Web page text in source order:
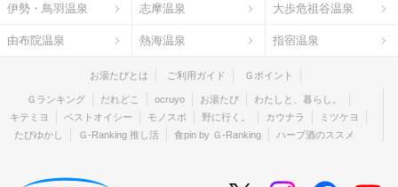
伊勢・鳥羽温泉 志摩温泉 大歩危祖谷温泉
由布院温泉 熱海温泉 指宿温泉
お湯たびとは ご利用ガイド Ｇポイント
Ｇランキング だれどこ ocruyo お湯たび
わたしと、暮らし。
キテミヨ
ベストオイシー モノスポ 野に行く。 カウナラ
ミツケヨ
たびゆかし
Ｇ-Ranking 推し活 食pin by Ｇ-Ranking ハーブ酒のススメ